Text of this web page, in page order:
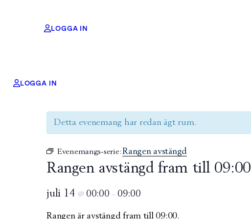
LOGGA IN
LOGGA IN
Detta evenemang har redan ägt rum.
Evenemangs-serie:Rangen avstängd
Rangen avstängd fram till 09:00
juli 14 @ 00:00– 09:00
Rangen är avstängd fram till 09:00.